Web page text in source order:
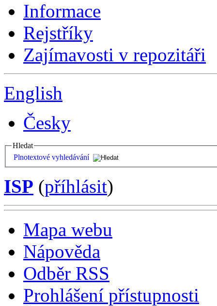
Informace
Rejstříky
Zajímavosti v repozitáři
English
Česky
Hledat
Plnotextové vyhledávání
ISP (příhlásit)
Mapa webu
Nápověda
Odběr RSS
Prohlášení přístupnosti